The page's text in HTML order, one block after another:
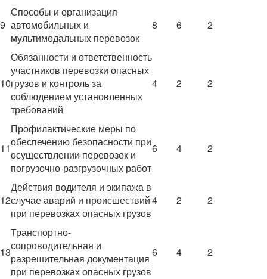
9
Способы и организация
автомобильных и
мультимодальных перевозок
8 6 2
10
Обязанности и ответственность
участников перевозки опасных
грузов и контроль за
соблюдением установленных
требований
4 2 2
11
Профилактические меры по
обеспечению безопасности при
осуществлении перевозок и
погрузочно-разгрузочных работ
6 4 2
12
Действия водителя и экипажа в
случае аварий и происшествий
при перевозках опасных грузов
4 2 2
13
Транспортно-
сопроводительная и
разрешительная документация
при перевозках опасных грузов
6 4 2